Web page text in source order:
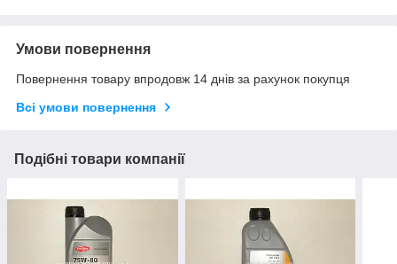
Умови повернення
Повернення товару впродовж 14 днів за рахунок покупця
Всі умови повернення
Подібні товари компанії